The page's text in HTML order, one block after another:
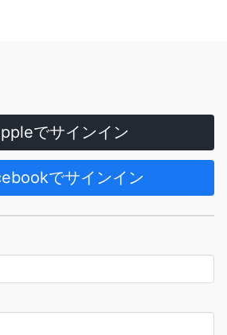
でサインイン
でサインイン